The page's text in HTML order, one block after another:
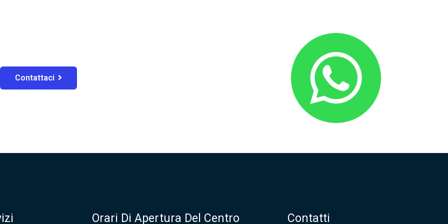
Contattaci
Orari Di Apertura Del Centro Contatti